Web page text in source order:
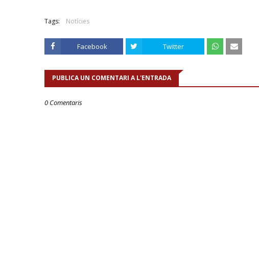
Tags: Notícies
Facebook Twitter
PUBLICA UN COMENTARI A L'ENTRADA
0 Comentaris